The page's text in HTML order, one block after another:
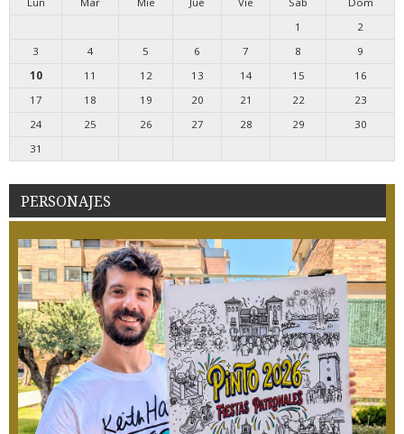
1
2
3
4 5 6 7 8
9
10
11 12 13 14 15
16
17
18 19 20 21 22
23
24
25 26 27 28 29
30
31
PERSONAJES